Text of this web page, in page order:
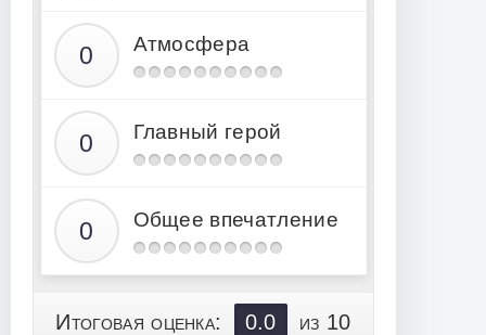
Атмосфера
Главный герой
Общее впечатление
Итоговая оценка: 0.0 из 10